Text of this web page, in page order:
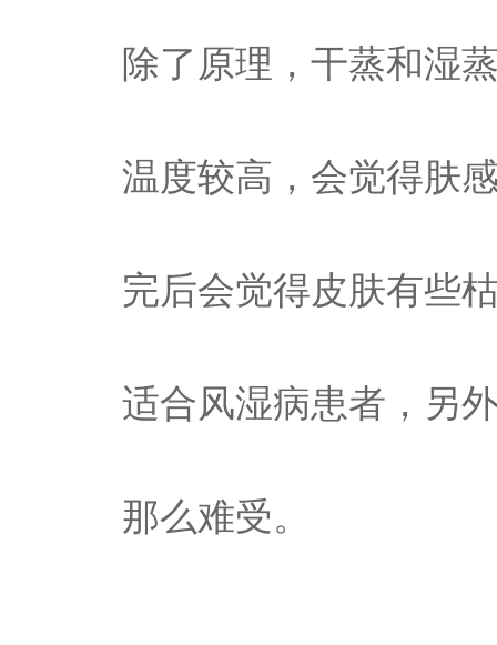
除了原理，干蒸和湿
温度较高，会觉得肤
完后会觉得皮肤有些
适合风湿病患者，另
那么难受。